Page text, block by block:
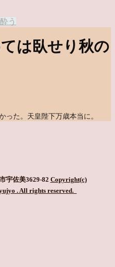
酔う
は臥せり秋の
った。天皇陛下万歳本当に。
宇佐美3629-82 Copyright(c)
. All rights reserved.